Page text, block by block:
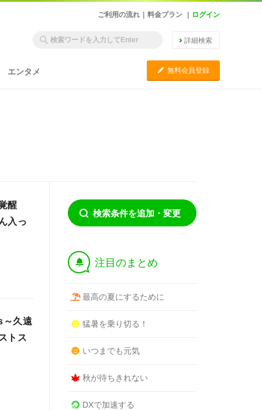
ご利用の流れ 料金プラン ログイン
詳細検索
エンタメ C 無料会員登録
醒
入っ
久遠
トス
検索条件を追加・変更
† 注目のまとめ
最高の夏にするために
猛暑を乗り切る！
いつまでも元気
秋が待ちきれない
DXで加速する